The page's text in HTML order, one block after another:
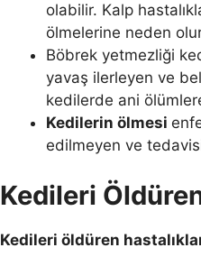
olabilir. Kalp
ölmelerine neden
Böbrek yetmezliği
yavaş ilerleyen ve
kedilerde ani
Kedilerin ölmesi
edilmeyen ve
Kedileri
Kedileri öldüren